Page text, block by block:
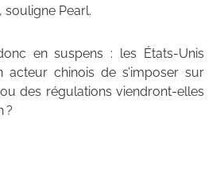
souligne Pearl.
en suspens : les États-Unis
acteur chinois de s’imposer sur
des régulations viendront-elles
?